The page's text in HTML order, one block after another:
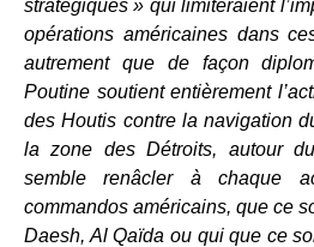
stratégiques » qui limiteraient
opérations américaines dans
autrement que de façon
Poutine soutient entièrement
des Houtis contre la navigation
la zone des Détroits, autour
semble renâcler à chaque
commandos américains, que ce
Daesh, Al Qaïda ou qui que ce